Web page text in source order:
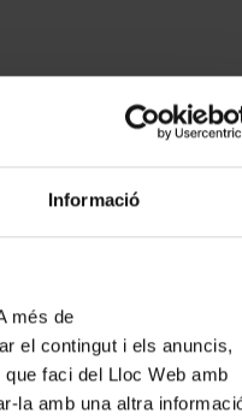
Informació
més de
el contingut i els anuncis,
faci del Lloc Web amb
la amb una altra